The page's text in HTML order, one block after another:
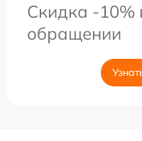
Скидка -10%
обращении